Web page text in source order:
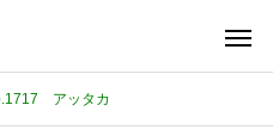
アッタカ